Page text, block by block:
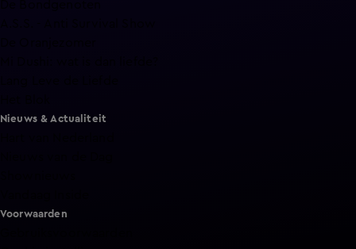
Nieuws & Actualiteit
Voorwaarden